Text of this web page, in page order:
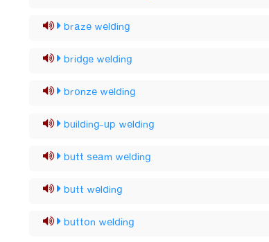
braze welding
bridge welding
bronze welding
building-up welding
butt seam welding
butt welding
button welding